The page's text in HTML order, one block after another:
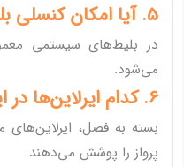
5. آیا امکان کنسلی بلیط وجود دارد؟
در بلیط‌های سیستمی
می‌شود.
6. کدام ایرلاین‌ها در این مسیر فعال هستند؟
بسته به فصل،
پرواز را پوشش می‌دهند.